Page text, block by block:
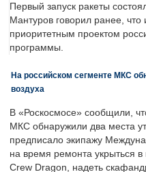
Первый запуск ракеты
Мантуров говорил ранее,
приоритетным проектом
программы.
На российском сегменте МКС
воздуха
В «Роскосмосе» сообщили,
МКС обнаружили два места
предписало экипажу
на время ремонта укрыться
Crew Dragon, надеть